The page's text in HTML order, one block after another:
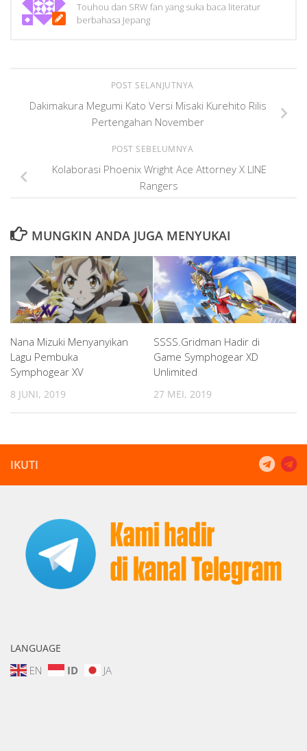
Touhou dan SRW fan yang suka baca literatur
berbahasa Jepang
POST SELANJUTNYA
Dakimakura Megumi Kato Versi Misaki Kurehito Rilis
Pertengahan November
POST SEBELUMNYA
Kolaborasi Phoenix Wright Ace Attorney X LINE
Rangers
MUNGKIN ANDA JUGA MENYUKAI
Nana Mizuki Menyanyikan
Lagu Pembuka
Symphogear XV
8 JUNI, 2019
SSSS.Gridman Hadir di
Game Symphogear XD
Unlimited
27 MEI, 2019
IKUTI
LANGUAGE
EN ID JA